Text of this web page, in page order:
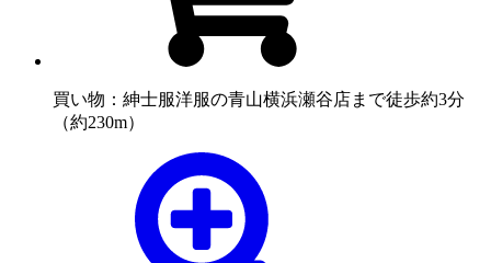
買い物：紳士服洋服の青山横浜瀬谷店まで徒歩約3分
（約230m）